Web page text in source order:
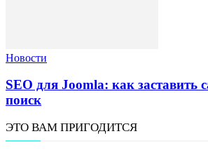
Новости
SEO для Joomla: как заставить
поиск
ЭТО ВАМ ПРИГОДИТСЯ